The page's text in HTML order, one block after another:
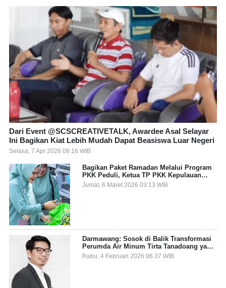
Dari Event @SCSCREATIVETALK, Awardee Asal Selayar
Ini Bagikan Kiat Lebih Mudah Dapat Beasiswa Luar Negeri
Selasa, 7 Apr 2026 08:16 WIB
Bagikan Paket Ramadan Melalui Program
PKK Peduli, Ketua TP PKK Kepulauan
Selayar: Puasa Adalah Ajang Melatih
Kepekaan Sosial
Jumat, 6 Maret 2026 03:13 WIB
Darmawang: Sosok di Balik Transformasi
Perumda Air Minum Tirta Tanadoang yang
Makin Inovatif
Rabu, 4 Februari 2026 06:37 WIB